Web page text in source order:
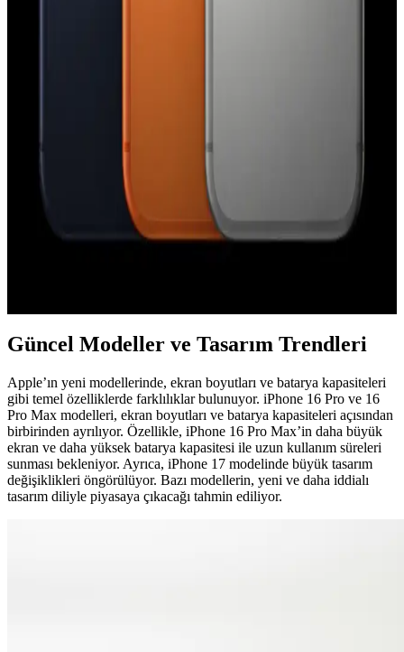
özelliği yalnızca AirTag 2 ile uyumludur. Orijinal AirTag, yeni U2
çipi ve kamera eksikliği nedeniyle desteklenmemektedir.
iPhone 17 Pro Kullanıcı Deneyimi ve Android'e Geri
Dönüş Nedenleri Üzerine Analiz
Güncel Modeller ve Tasarım Trendleri
Apple’ın yeni modellerinde, ekran boyutları ve batarya kapasiteleri
gibi temel özelliklerde farklılıklar bulunuyor. iPhone 16 Pro ve 16
Pro Max modelleri, ekran boyutları ve batarya kapasiteleri açısından
birbirinden ayrılıyor. Özellikle, iPhone 16 Pro Max’in daha büyük
ekran ve daha yüksek batarya kapasitesi ile uzun kullanım süreleri
sunması bekleniyor. Ayrıca, iPhone 17 modelinde büyük tasarım
değişiklikleri öngörülüyor. Bazı modellerin, yeni ve daha iddialı
tasarım diliyle piyasaya çıkacağı tahmin ediliyor.